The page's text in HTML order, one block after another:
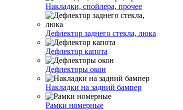
Накладки, спойлера, прочее
Дефлектор заднего стекла, люка
Дефлектор капота
Дефлекторы окон
Накладки на задний бампер
Рамки номерные